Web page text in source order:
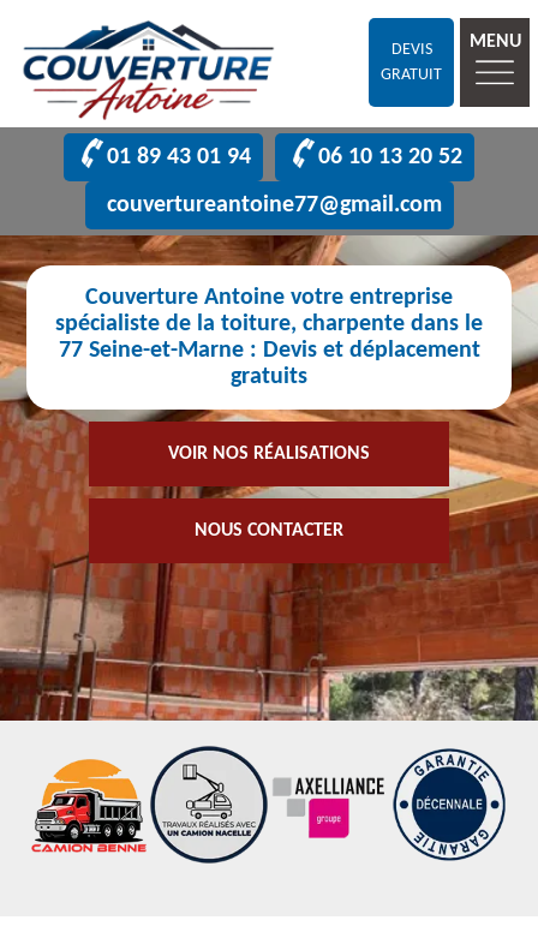
DEVIS
GRATUIT
MENU
01 89 43 01 94
06 10 13 20 52
couvertureantoine77@gmail.com
Couverture Antoine votre entreprise
spécialiste de la toiture, charpente dans le
77 Seine-et-Marne : Devis et déplacement
gratuits
VOIR NOS RÉALISATIONS
NOUS CONTACTER